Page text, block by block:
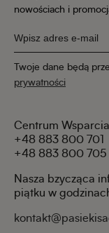
nowościach i
Twoje dane będą
prywatności
Centrum Wsparcia
+48 883 800 701
+48 883 800 705
Nasza bzycząca
piątku w